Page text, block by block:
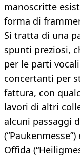
manoscritte
forma di
Si tratta di una
spunti preziosi,
per le parti
concertanti per
fattura, con
lavori di altri
alcuni passaggi
Offida